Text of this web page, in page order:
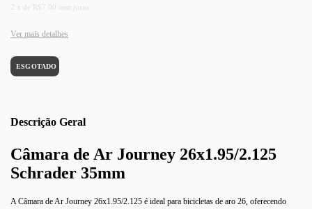
x R$7,00 sem juros
Ver mais detalhes
Descrição
Câmara de Ar Journey 26x1.95/2.125
Schrader 35mm
A Câmara de Ar Journey 26x1.95/2.125 é ideal para bicicletas de aro 26, oferecendo